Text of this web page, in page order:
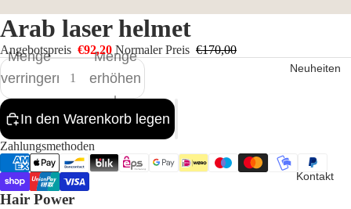
Neuheiten
Kontakt
Arab laser helmet
Angebotspreis €92,20 Normaler Preis €170,00
Menge
verringern
Menge
erhöhen
In den Warenkorb legen
Zahlungsmethoden
Hair Power